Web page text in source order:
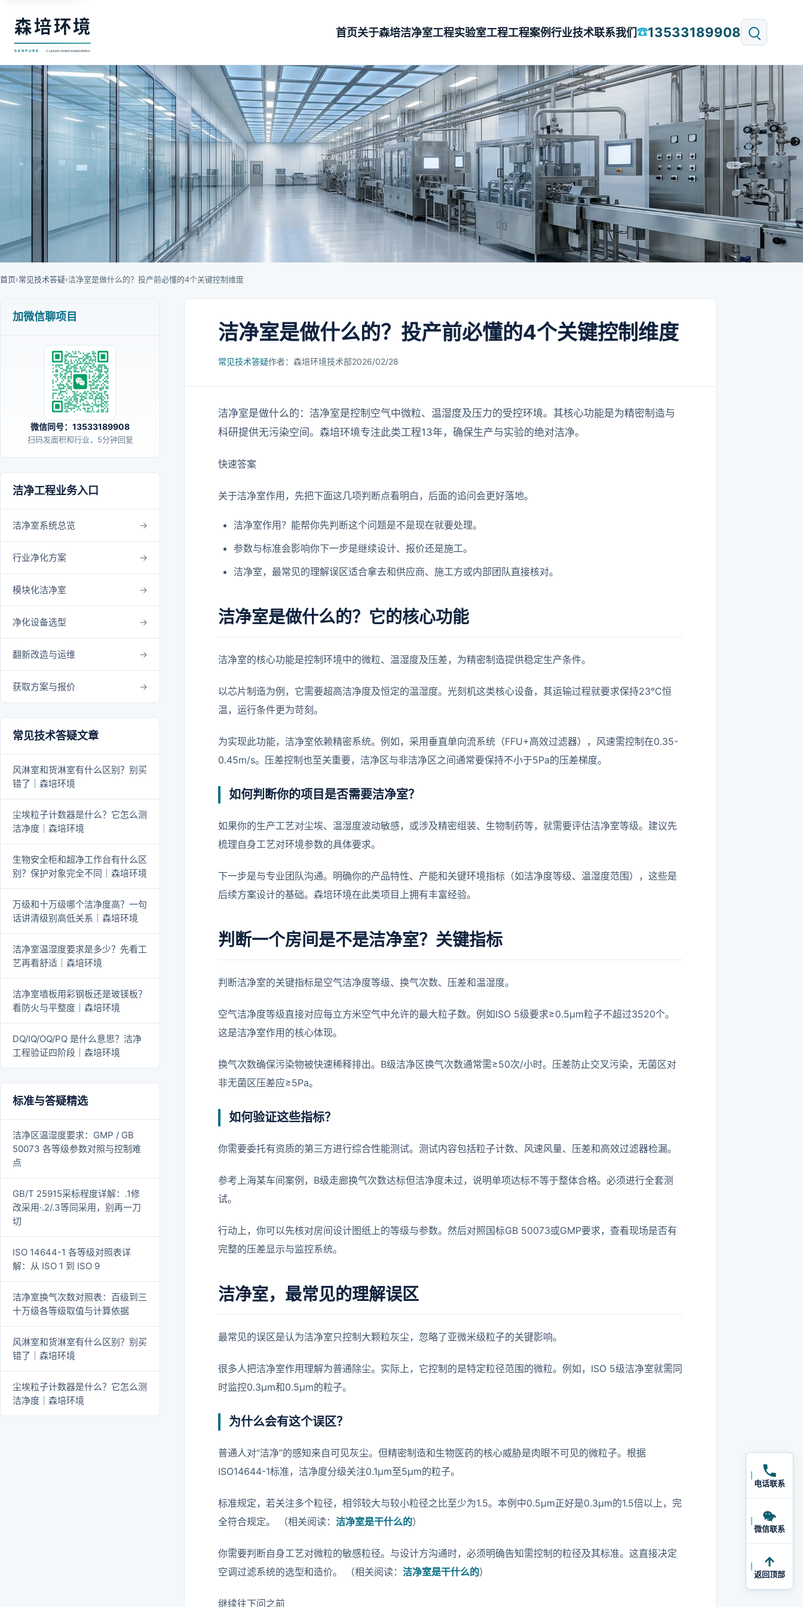
首页关于森培洁净室工程实验室工程工程案例行业技术联系我们☎13533189908
首页›常见技术答疑›洁净室是做什么的？投产前必懂的4个关键控制维度
加微信聊项目
微信同号：13533189908
扫码发面积和行业，5分钟回复
洁净工程业务入口
洁净室系统总览
行业净化方案
模块化洁净室
净化设备选型
翻新改造与运维
获取方案与报价
常见技术答疑文章
风淋室和货淋室有什么区别？别买
错了｜森培环境
尘埃粒子计数器是什么？它怎么测
洁净度｜森培环境
生物安全柜和超净工作台有什么区
别？保护对象完全不同｜森培环境
万级和十万级哪个洁净度高？一句
话讲清级别高低关系｜森培环境
洁净室温湿度要求是多少？先看工
艺再看舒适｜森培环境
洁净室墙板用彩钢板还是玻镁板？
看防火与平整度｜森培环境
DQ/IQ/OQ/PQ 是什么意思？洁净
工程验证四阶段｜森培环境
标准与答疑精选
洁净区温湿度要求：GMP / GB
50073 各等级参数对照与控制难
点
GB/T 25915采标程度详解：.1修
改采用·.2/.3等同采用，别再一刀
切
ISO 14644-1 各等级对照表详
解：从 ISO 1 到 ISO 9
洁净室换气次数对照表：百级到三
十万级各等级取值与计算依据
风淋室和货淋室有什么区别？别买
错了｜森培环境
尘埃粒子计数器是什么？它怎么测
洁净度｜森培环境
洁净室是做什么的？投产前必懂的4个关键控制维度
常见技术答疑作者：森培环境技术部2026/02/28
洁净室是做什么的：洁净室是控制空气中微粒、温湿度及压力的受控环境。其核心功能是为精密制造与
科研提供无污染空间。森培环境专注此类工程13年，确保生产与实验的绝对洁净。
快速答案
关于洁净室作用，先把下面这几项判断点看明白，后面的追问会更好落地。
洁净室作用？能帮你先判断这个问题是不是现在就要处理。
参数与标准会影响你下一步是继续设计、报价还是施工。
洁净室，最常见的理解误区适合拿去和供应商、施工方或内部团队直接核对。
洁净室是做什么的？它的核心功能
洁净室的核心功能是控制环境中的微粒、温湿度及压差，为精密制造提供稳定生产条件。
以芯片制造为例，它需要超高洁净度及恒定的温湿度。光刻机这类核心设备，其运输过程就要求保持23℃恒
温，运行条件更为苛刻。
为实现此功能，洁净室依赖精密系统。例如，采用垂直单向流系统（FFU+高效过滤器），风速需控制在0.35-
0.45m/s。压差控制也至关重要，洁净区与非洁净区之间通常要保持不小于5Pa的压差梯度。
如何判断你的项目是否需要洁净室？
如果你的生产工艺对尘埃、温湿度波动敏感，或涉及精密组装、生物制药等，就需要评估洁净室等级。建议先
梳理自身工艺对环境参数的具体要求。
下一步是与专业团队沟通。明确你的产品特性、产能和关键环境指标（如洁净度等级、温湿度范围），这些是
后续方案设计的基础。森培环境在此类项目上拥有丰富经验。
判断一个房间是不是洁净室？关键指标
判断洁净室的关键指标是空气洁净度等级、换气次数、压差和温湿度。
空气洁净度等级直接对应每立方米空气中允许的最大粒子数。例如ISO 5级要求≥0.5μm粒子不超过3520个。
这是洁净室作用的核心体现。
换气次数确保污染物被快速稀释排出。B级洁净区换气次数通常需≥50次/小时。压差防止交叉污染，无菌区对
非无菌区压差应≥5Pa。
如何验证这些指标？
你需要委托有资质的第三方进行综合性能测试。测试内容包括粒子计数、风速风量、压差和高效过滤器检漏。
参考上海某车间案例，B级走廊换气次数达标但洁净度未过，说明单项达标不等于整体合格。必须进行全套测
试。
行动上，你可以先核对房间设计图纸上的等级与参数。然后对照国标GB 50073或GMP要求，查看现场是否有
完整的压差显示与监控系统。
洁净室，最常见的理解误区
最常见的误区是认为洁净室只控制大颗粒灰尘，忽略了亚微米级粒子的关键影响。
很多人把洁净室作用理解为普通除尘。实际上，它控制的是特定粒径范围的微粒。例如，ISO 5级洁净室就需同
时监控0.3μm和0.5μm的粒子。
为什么会有这个误区？
普通人对“洁净”的感知来自可见灰尘。但精密制造和生物医药的核心威胁是肉眼不可见的微粒子。根据
ISO14644-1标准，洁净度分级关注0.1μm至5μm的粒子。
标准规定，若关注多个粒径，相邻较大与较小粒径之比至少为1.5。本例中0.5μm正好是0.3μm的1.5倍以上，完
全符合规定。 （相关阅读： 洁净室是干什么的）
你需要判断自身工艺对微粒的敏感粒径。与设计方沟通时，必须明确告知需控制的粒径及其标准。这直接决定
空调过滤系统的选型和造价。 （相关阅读： 洁净室是干什么的）
继续往下问之前
电话联系
微信联系
返回顶部